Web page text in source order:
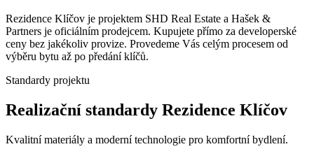
Rezidence Klíčov je projektem SHD Real Estate a Hašek &
Partners je oficiálním prodejcem. Kupujete přímo za developerské
ceny bez jakékoliv provize. Provedeme Vás celým procesem od
výběru bytu až po předání klíčů.
Standardy projektu
Realizační standardy Rezidence Klíčov
Kvalitní materiály a moderní technologie pro komfortní bydlení.